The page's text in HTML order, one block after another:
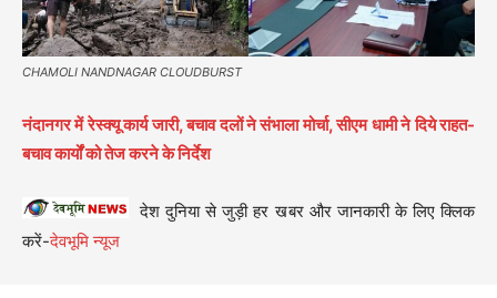
CHAMOLI NANDNAGAR CLOUDBURST
नंदानगर में रेस्क्यू कार्य जारी, बचाव दलों ने संभाला मोर्चा, सीएम धामी ने दिये राहत-
बचाव कार्यों को तेज करने के निर्देश
देश दुनिया से जुड़ी हर खबर और जानकारी के लिए क्लिक
करें-देवभूमि न्यूज